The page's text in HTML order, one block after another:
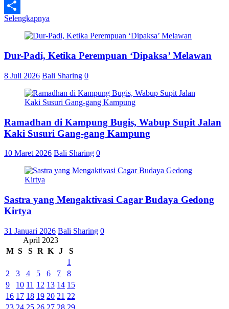
Line
Share
Selengkapnya
Dur-Padi, Ketika Perempuan ‘Dipaksa’ Melawan
8 Juli 2026 Bali Sharing 0
Ramadhan di Kampung Bugis, Wabup Supit Jalan
Kaki Susuri Gang-gang Kampung
10 Maret 2026 Bali Sharing 0
Sastra yang Mengaktivasi Cagar Budaya Gedong
Kirtya
31 Januari 2026 Bali Sharing 0
April 2023
M S S R K J
S
1
2
3 4 5 6 7
8
9
10 11 12 13 14 15
16 17 18 19 20 21 22
23 24 25 26 27 28 29